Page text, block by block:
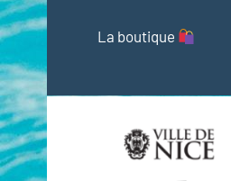
La boutique